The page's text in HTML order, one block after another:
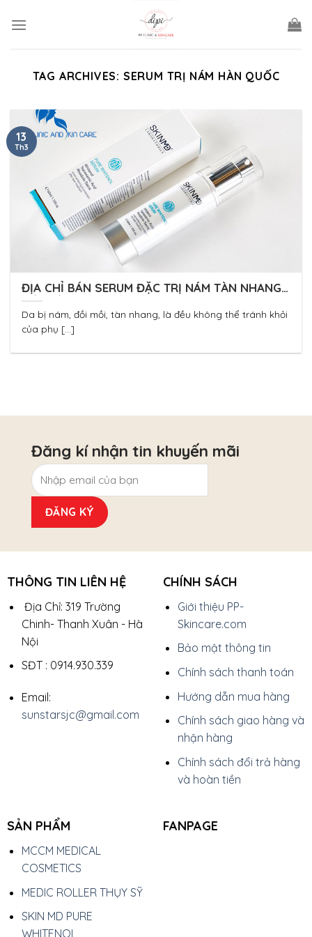
TAG ARCHIVES: SERUM TRỊ NÁM HÀN QUỐC
ĐỊA CHỈ BÁN SERUM ĐẶC TRỊ NÁM TÀN NHANG
ĐỒI MỒI UY TÍN TẠI HÀ NỘI
Da bị nám, đồi mồi, tàn nhang, là đều không thể tránh khỏi
của phụ [...]
13
Th3
Đăng kí nhận tin khuyến mãi
THÔNG TIN LIÊN HỆ
Địa Chỉ: 319 Trường
Chinh- Thanh Xuân - Hà
Nội
SĐT : 0914.930.339
Email:
sunstarsjc@gmail.com
CHÍNH SÁCH
Giới thiệu PP-
Skincare.com
Bảo mật thông tin
Chính sách thanh toán
Hướng dẫn mua hàng
Chính sách giao hàng và
nhận hàng
Chính sách đổi trả hàng
và hoàn tiền
SẢN PHẨM
MCCM MEDICAL
COSMETICS
MEDIC ROLLER THỤY SỸ
SKIN MD PURE
WHITENOL
FANPAGE